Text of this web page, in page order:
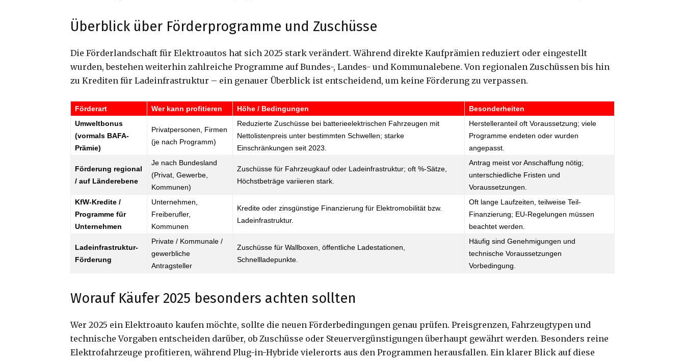
Überblick über Förderprogramme und Zuschüsse
Die Förderlandschaft für Elektroautos hat sich 2025 stark verändert. Während direkte Kaufprämien reduziert oder eingestellt
wurden, bestehen weiterhin zahlreiche Programme auf Bundes-, Landes- und Kommunalebene. Von regionalen Zuschüssen bis hin
zu Krediten für Ladeinfrastruktur – ein genauer Überblick ist entscheidend, um keine Förderung zu verpassen.
Förderart Wer kann profitieren Höhe / Bedingungen
Besonderheiten
Umweltbonus
(vormals BAFA-
Prämie)
Privatpersonen, Firmen
(je nach Programm)
Reduzierte Zuschüsse bei batterieelektrischen Fahrzeugen mit
Nettolistenpreis unter bestimmten Schwellen; starke
Einschränkungen seit 2023.
Herstelleranteil oft Voraussetzung; viele
Programme endeten oder wurden
angepasst.
Förderung regional
/ auf Länderebene
Je nach Bundesland
(Privat, Gewerbe,
Kommunen)
Zuschüsse für Fahrzeugkauf oder Ladeinfrastruktur; oft %-Sätze,
Höchstbeträge variieren stark.
Antrag meist vor Anschaffung nötig;
unterschiedliche Fristen und
Voraussetzungen.
KfW-Kredite /
Programme für
Unternehmen
Unternehmen,
Freiberufler,
Kommunen
Kredite oder zinsgünstige Finanzierung für Elektromobilität bzw.
Ladeinfrastruktur.
Oft lange Laufzeiten, teilweise Teil-
Finanzierung; EU-Regelungen müssen
beachtet werden.
Ladeinfrastruktur-
Förderung
Private / Kommunale /
gewerbliche
Antragsteller
Zuschüsse für Wallboxen, öffentliche Ladestationen,
Schnellladepunkte.
Häufig sind Genehmigungen und
technische Voraussetzungen
Vorbedingung.
Worauf Käufer 2025 besonders achten sollten
Wer 2025 ein Elektroauto kaufen möchte, sollte die neuen Förderbedingungen genau prüfen. Preisgrenzen, Fahrzeugtypen und
technische Vorgaben entscheiden darüber, ob Zuschüsse oder Steuervergünstigungen überhaupt gewährt werden. Besonders reine
Elektrofahrzeuge profitieren, während Plug-in-Hybride vielerorts aus den Programmen herausfallen. Ein klarer Blick auf diese